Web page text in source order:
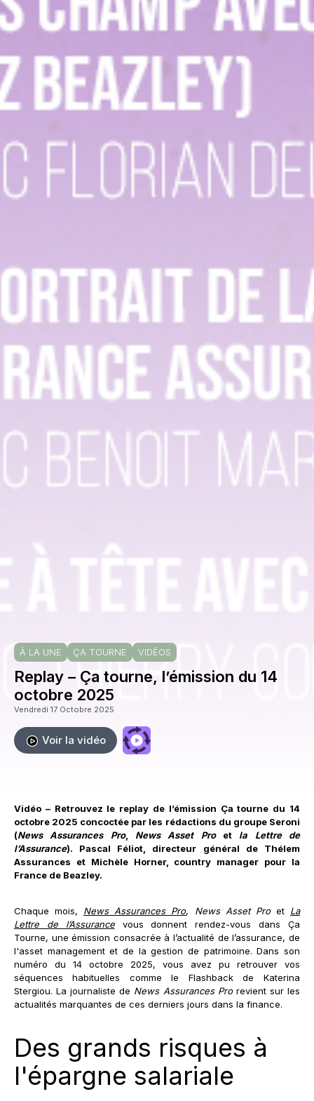
À LA UNE ÇA TOURNE VIDÉOS
Replay – Ça tourne, l’émission du 14
octobre 2025
Vendredi 17 Octobre 2025
Voir la vidéo
Vidéo – Retrouvez le replay de l’émission Ça tourne du 14
octobre 2025 concoctée par les rédactions du groupe Seroni
(News Assurances Pro, News Asset Proet la Lettre de
l’Assurance). Pascal Féliot, directeur général de Thélem
Assurances et Michèle Horner, country manager pour la
France de Beazley.
Chaque mois, News Assurances Pro, News Asset Proet La
Lettre de l’Assurancevous donnent rendez-vous dans Ça
Tourne, une émission consacrée à l’actualité de l’assurance, de
l'asset management et de la gestion de patrimoine. Dans son
numéro du 14 octobre 2025, vous avez pu retrouver vos
séquences habituelles comme le Flashback de Katerina
Stergiou. La journaliste de News Assurances Prorevient sur les
actualités marquantes de ces derniers jours dans la finance.
Des grands risques à
l'épargne salariale